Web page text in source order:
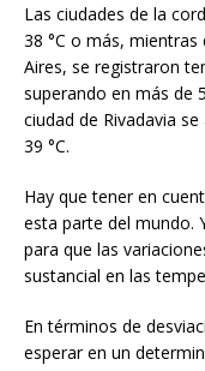
Las ciudades de la
38 °C o más,
Aires, se registraron
superando en más de
ciudad de Rivadavia
39 °C.
Hay que tener en
esta parte del mundo.
para que las
sustancial en las
En términos de
esperar en un